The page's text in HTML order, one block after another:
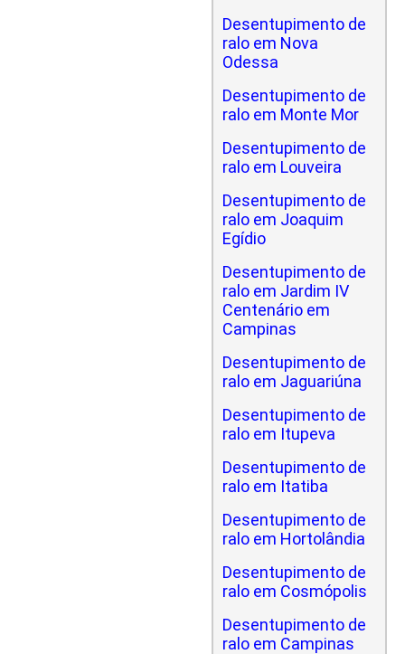
Desentupimento de
ralo em Nova
Odessa
Desentupimento de
ralo em Monte Mor
Desentupimento de
ralo em Louveira
Desentupimento de
ralo em Joaquim
Egídio
Desentupimento de
ralo em Jardim IV
Centenário em
Campinas
Desentupimento de
ralo em Jaguariúna
Desentupimento de
ralo em Itupeva
Desentupimento de
ralo em Itatiba
Desentupimento de
ralo em Hortolândia
Desentupimento de
ralo em Cosmópolis
Desentupimento de
ralo em Campinas